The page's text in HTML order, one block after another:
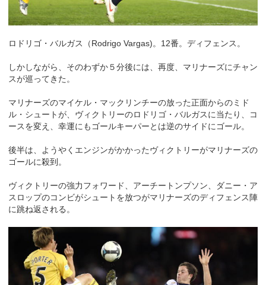
ロドリゴ・バルガス（Rodrigo Vargas)。12番。ディフェンス。
しかしながら、そのわずか５分後には、再度、マリナーズにチャン
スが巡ってきた。
マリナーズのマイケル・マックリンチーの放った正面からのミド
ル・シュートが、ヴィクトリーのロドリゴ・バルガスに当たり、コ
ースを変え、幸運にもゴールキーパーとは逆のサイドにゴール。
後半は、ようやくエンジンがかかったヴィクトリーがマリナーズの
ゴールに殺到。
ヴィクトリーの強力フォワード、アーチートンプソン、ダニー・ア
スロップのコンビがシュートを放つがマリナーズのディフェンス陣
に跳ね返される。